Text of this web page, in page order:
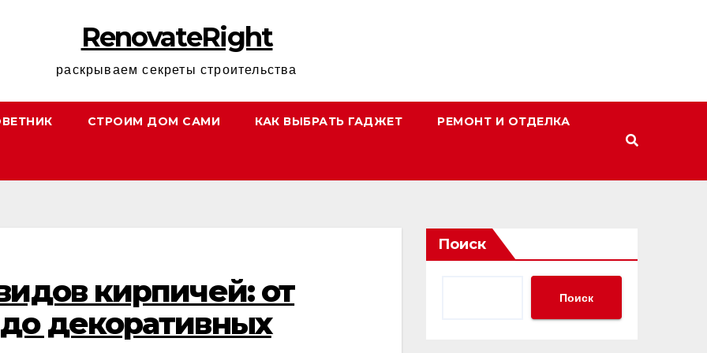
RenovateRight
раскрываем секреты строительства
СТРОИМ ДОМ САМИ КАК ВЫБРАТЬ ГАДЖЕТ РЕМОНТ И ОТДЕЛКА
кирпичей: от
декоративных
Поиск
Поиск